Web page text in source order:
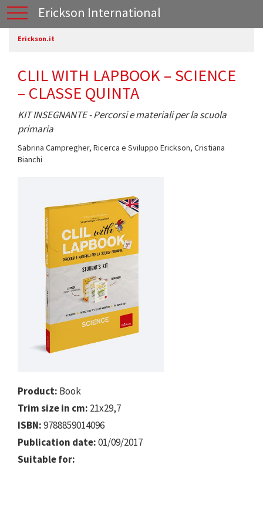
Erickson International
Erickson.it
CLIL WITH LAPBOOK – SCIENCE
– CLASSE QUINTA
KIT INSEGNANTE - Percorsi e materiali per la scuola
primaria
Sabrina Campregher, Ricerca e Sviluppo Erickson, Cristiana
Bianchi
Product: Book
Trim size in cm: 21x29,7
ISBN:9788859014096
Publication date:01/09/2017
Suitable for: